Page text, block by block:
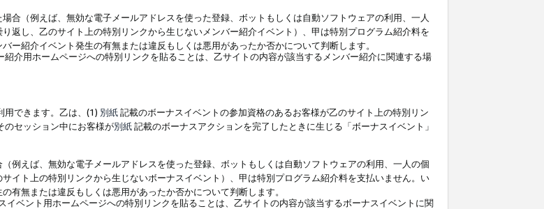
合（例えば、無効な電子メールアドレスを使った登録、ボットもしくは自動ソフトウェアの利用、一人
返し、乙のサイト上の特別リンクから生じないメンバー紹介イベント）、甲は特別プログラム紹介料を
ー紹介イベント発生の有無または違反もしくは悪用があったか否かについて判断します。
紹介用ホームページへの特別リンクを貼ることは、乙サイトの内容が該当するメンバー紹介に関連する場
用できます。乙は、(1) 別紙記載のボーナスイベントの参加資格のあるお客様が乙のサイト上の特別リン
のセッション中にお客様が別紙記載のボーナスアクションを完了したときに生じる「ボーナスイベント」
例えば、無効な電子メールアドレスを使った登録、ボットもしくは自動ソフトウェアの利用、一人の個
イト上の特別リンクから生じないボーナスイベント）、甲は特別プログラム紹介料を支払いません。い
有無または違反もしくは悪用があったか否かについて判断します。
イベント用ホームページへの特別リンクを貼ることは、乙サイトの内容が該当するボーナスイベントに関